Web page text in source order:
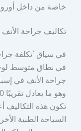
خاصة من داخل
تكاليف جراحة الأنف
في سياق `تكلفة
في نطاق متوسط
تكون هذه
السياحة الطبية